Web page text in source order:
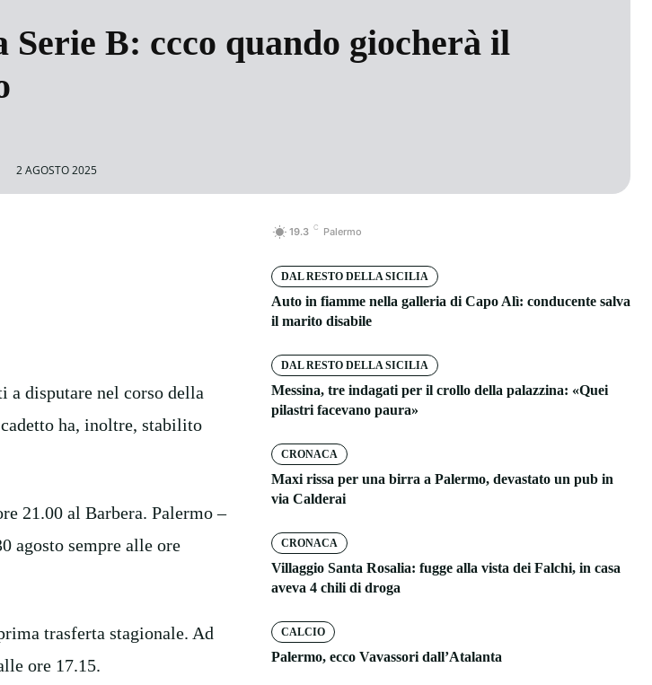
Serie B: ccco quando giocherà il
2 AGOSTO 2025
a disputare nel corso della
ha, inoltre, stabilito
21.00 al Barbera. Palermo –
agosto sempre alle ore
trasferta stagionale. Ad
ore 17.15.
19.3 C Palermo
DAL RESTO DELLA SICILIA
Auto in fiamme nella galleria di Capo Alì: conducente salva
il marito disabile
DAL RESTO DELLA SICILIA
Messina, tre indagati per il crollo della palazzina: «Quei
pilastri facevano paura»
CRONACA
Maxi rissa per una birra a Palermo, devastato un pub in
via Calderai
CRONACA
Villaggio Santa Rosalia: fugge alla vista dei Falchi, in casa
aveva 4 chili di droga
CALCIO
Palermo, ecco Vavassori dall’Atalanta